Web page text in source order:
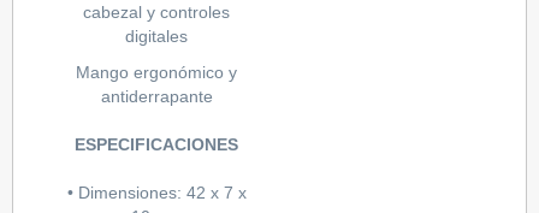
cabezal y controles
digitales
Mango ergonómico y
antiderrapante
ESPECIFICACIONES
• Dimensiones: 42 x 7 x